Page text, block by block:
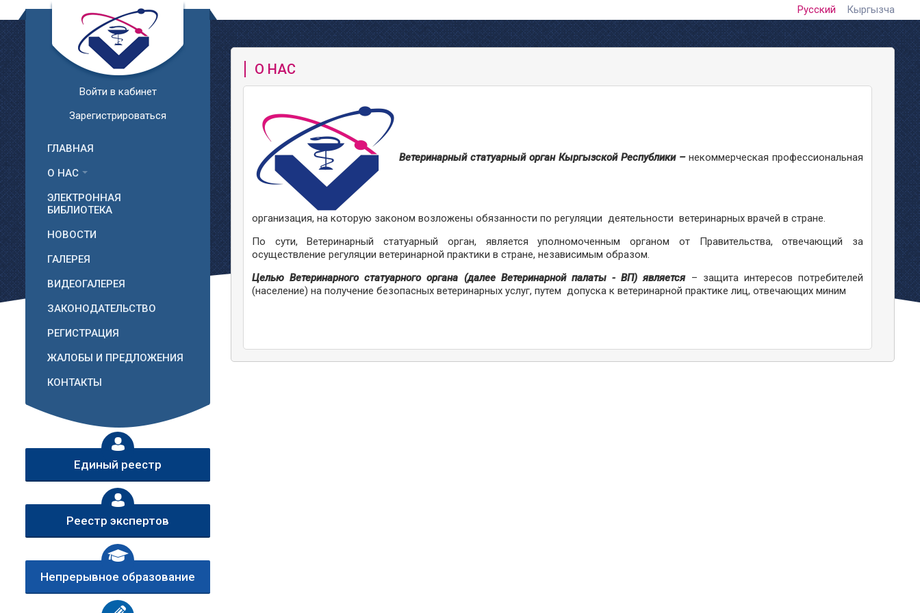
Русский Кыргызча
Войти в кабинет
Зарегистрироваться
ГЛАВНАЯ
О НАС
ЭЛЕКТРОННАЯ
БИБЛИОТЕКА
НОВОСТИ
ГАЛЕРЕЯ
ВИДЕОГАЛЕРЕЯ
ЗАКОНОДАТЕЛЬСТВО
РЕГИСТРАЦИЯ
ЖАЛОБЫ И ПРЕДЛОЖЕНИЯ
КОНТАКТЫ
Единый реестр
Реестр экспертов
Непрерывное образование
О НАС
Ветеринарный статуарный орган Кыргызской Республики – некоммерческая профессиональная
организация, на которую законом возложены обязанности по регуляции деятельности ветеринарных врачей в стране.
По сути, Ветеринарный статуарный орган, является уполномоченным органом от Правительства, отвечающий за
осуществление регуляции ветеринарной практики в стране, независимым образом.
Целью Ветеринарного статуарного органа (далее Ветеринарной палаты - ВП) является – защита интересов потребителей
(население) на получение безопасных ветеринарных услуг, путем допуска к ветеринарной практике лиц, отвечающих миним